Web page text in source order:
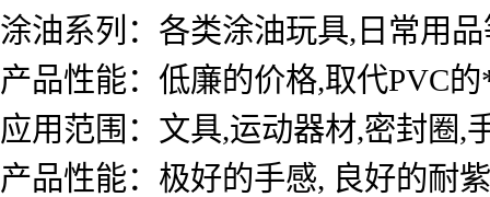
涂油系列：各类涂油玩具,日常
产品性能：低廉的价格,取代
应用范围：文具,运动器材,密
产品性能：极好的手感, 良好的耐